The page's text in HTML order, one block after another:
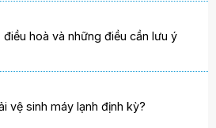
hoà và những điều cần lưu ý
vệ sinh máy lạnh định kỳ?